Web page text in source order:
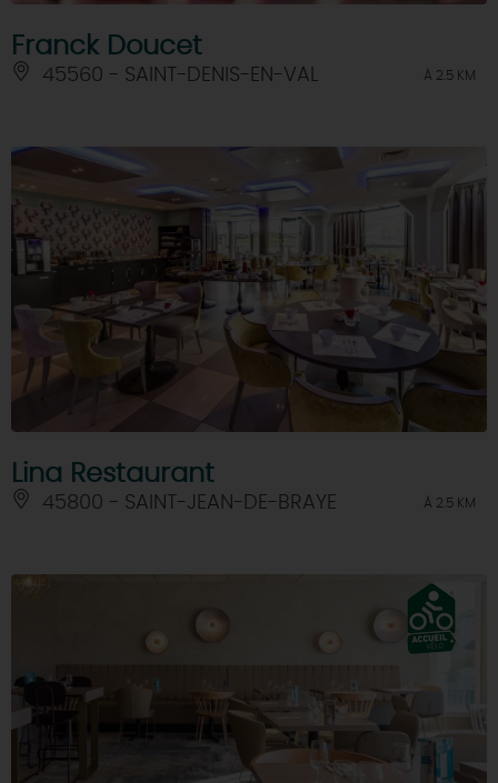
Franck Doucet
45560 - SAINT-DENIS-EN-VAL À 2.5 KM
Lina Restaurant
45800 - SAINT-JEAN-DE-BRAYE À 2.5 KM